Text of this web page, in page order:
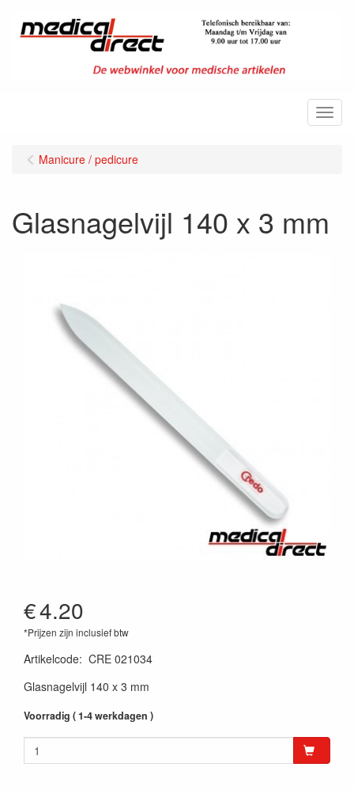
Menu
Manicure / pedicure
Glasnagelvijl 140 x 3 mm
€4.20
*Prijzen zijn inclusief btw
Artikelcode: CRE 021034
Glasnagelvijl 140 x 3 mm
Voorradig ( 1-4 werkdagen )